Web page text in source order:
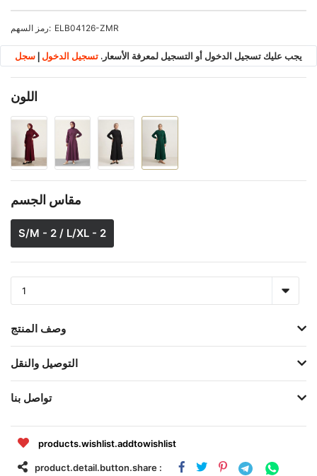
رمز السهم ELB04126-ZMR
يجب عليك تسجيل الدخول أو التسجيل لمعرفة الأسعار. تسجيل الدخول | سجل
اللون
مقاس الجسم
S/M - 2 / L/XL - 2
وصف المنتج
التوصيل والنقل
تواصل بنا
products.wishlist.addtowishlist
product.detail.button.share :